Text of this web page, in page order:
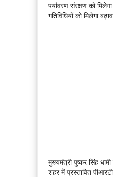
पर्यावरण संरक्षण को
गतिविधियों को मिलेगा
मुख्यमंत्री पुष्कर सिंह धामी
शहर में प्रस्तावित